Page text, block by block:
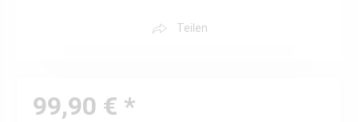
Teilen
99,90 € *